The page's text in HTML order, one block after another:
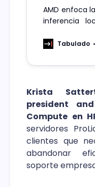
AMD enfoca
inferencia
fuera del
Tabulado
Krista
president
Compute en
servidores
clientes que
abandonar
soporte